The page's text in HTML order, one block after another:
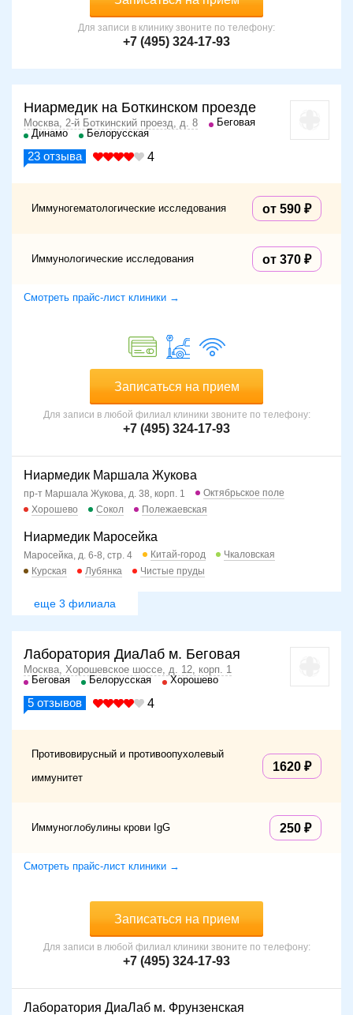
Для записи в клинику звоните по телефону:
+7 (495) 324-17-93
Ниармедик на Боткинском проезде
Москва, 2-й Боткинский проезд, д. 8
Беговая
Динамо
Белорусская
23 отзыва 4
Иммуногематологические исследования от 590
Иммунологические исследования от 370
Смотреть прайс-лист клиники →
Записаться на прием
Для записи в любой филиал клиники звоните по телефону:
+7 (495) 324-17-93
Ниармедик Маршала Жукова
пр-т Маршала Жукова, д. 38, корп. 1
Октябрьское поле
Хорошево
Сокол Полежаевская
Ниармедик Маросейка
Маросейка, д. 6-8, стр. 4 Китай-город
Чкаловская
Курская
Лубянка Чистые пруды
еще 3 филиала
Лаборатория ДиаЛаб м. Беговая
Москва, Хорошевское шоссе, д. 12, корп. 1
Беговая
Белорусская Хорошево
5 отзывов 4
Противовирусный и противоопухолевый
иммунитет
1620
Иммуноглобулины крови IgG 250
Смотреть прайс-лист клиники →
Записаться на прием
Для записи в любой филиал клиники звоните по телефону:
+7 (495) 324-17-93
Лаборатория ДиаЛаб м. Фрунзенская